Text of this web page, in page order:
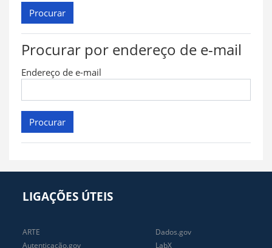
Procurar por endereço de e-mail
Endereço de e-mail
LIGAÇÕES ÚTEIS
ARTE
Autenticação.gov
Dados.gov
LabX